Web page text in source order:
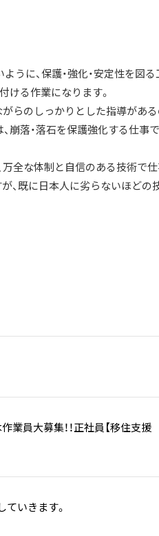
うに、保護・強化・安定性を図
ける作業になります。
らのしっかりとした指導があ
崩落・落石を保護強化する仕事で
万全な体制と自信のある技術で
、既に日本人に劣らないほどの
員大募集！！正社員【移住支援
ていきます。